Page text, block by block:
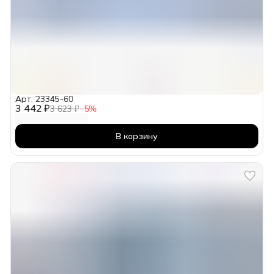
3 442 ₽3 623 ₽−5%
Арт: 23345-60
В корзину